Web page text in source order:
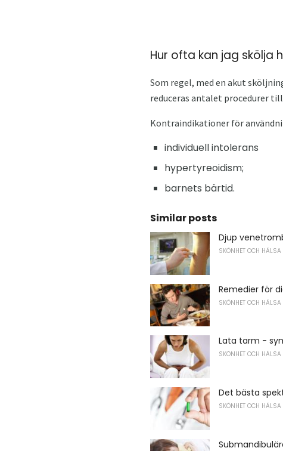
Hur ofta kan jag skölja
Som regel, med en akut
reduceras antalet procedurer
Kontraindikationer för
individuell intolerans
hypertyreoidism;
barnets bärtid.
Similar posts
Djup
SKÖNHET OCH HÄLSA
Remedier för
SKÖNHET OCH HÄLSA
Lata tarm -
SKÖNHET OCH HÄLSA
Det bästa
SKÖNHET OCH HÄLSA